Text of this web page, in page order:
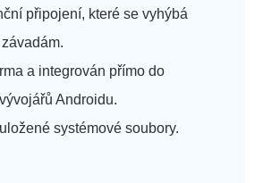
připojení, které se vyhýbá
a integrován přímo do
Androidu.
systémové soubory.